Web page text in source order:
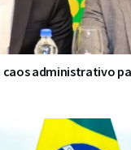
caos administrativo